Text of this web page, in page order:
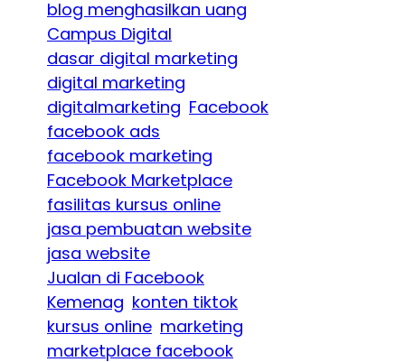
blog menghasilkan uang
Campus Digital
dasar digital marketing
digital marketing
digitalmarketing Facebook
facebook ads
facebook marketing
Facebook Marketplace
fasilitas kursus online
jasa pembuatan website
jasa website
Jualan di Facebook
Kemenag konten tiktok
kursus online marketing
marketplace facebook